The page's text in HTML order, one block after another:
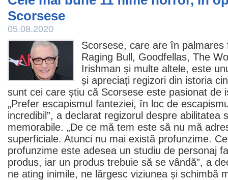
Scorsese
05.08.2020
Scorsese, care are în palmares
Raging Bull , Goodfellas, The
Irishman și multe altele, este
și apreciați regizori din istoria
sunt cei care știu că Scorsese este pasionat de
„Prefer escapismul fanteziei, în loc de
incredibil”, a declarat regizorul despre abilitatea
memorabile. „De ce mă tem este să nu mă
superficiale. Atunci nu mai există profunzime.
profunzime este adesea un studiu de personaj
produs, iar un produs trebuie să se vândă”, a
ne ating inimile, ne lărgesc viziunea și schimbă